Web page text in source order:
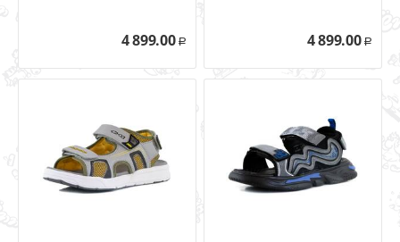
4 899.00 Р 4 899.00 Р